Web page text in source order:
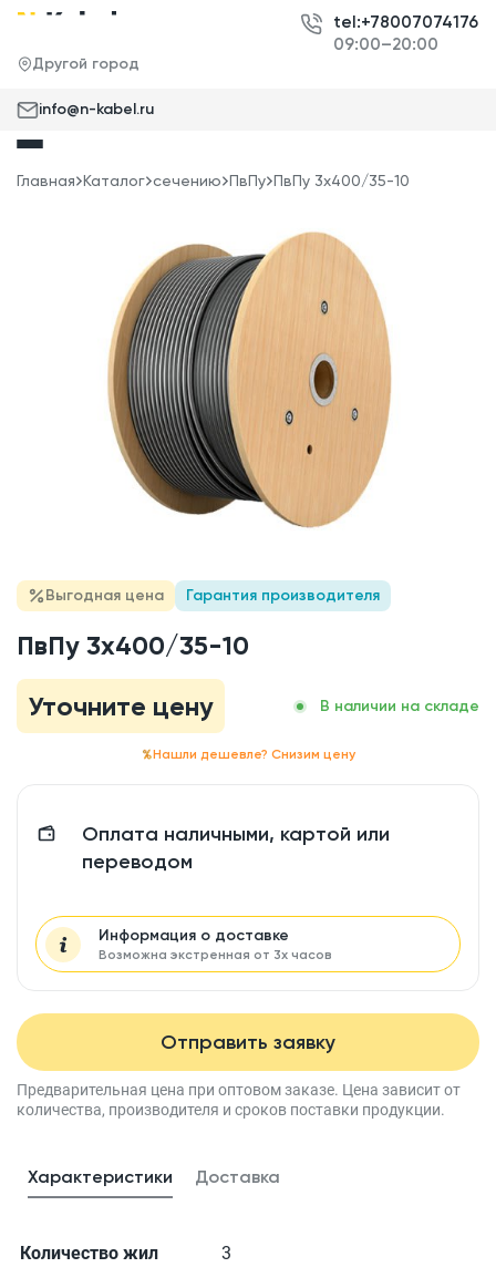
Другой город
tel:+78007074176
09:00–20:00
info@n-kabel.ru
Главная Каталог сечению ПвПу ПвПу 3x400/35-10
Выгодная цена Гарантия производителя
ПвПу 3x400/35-10
Уточните цену
В наличии на складе
Нашли дешевле? Снизим цену
Отправить заявку
Предварительная цена при оптовом заказе. Цена зависит от
количества, производителя и сроков поставки продукции.
Оплата наличными, картой или
переводом
Информация о доставке
Возможна экстренная от 3х часов
Характеристики Доставка
Количество жил 3